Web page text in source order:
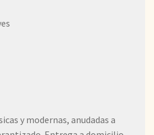
y modernas, anudadas a